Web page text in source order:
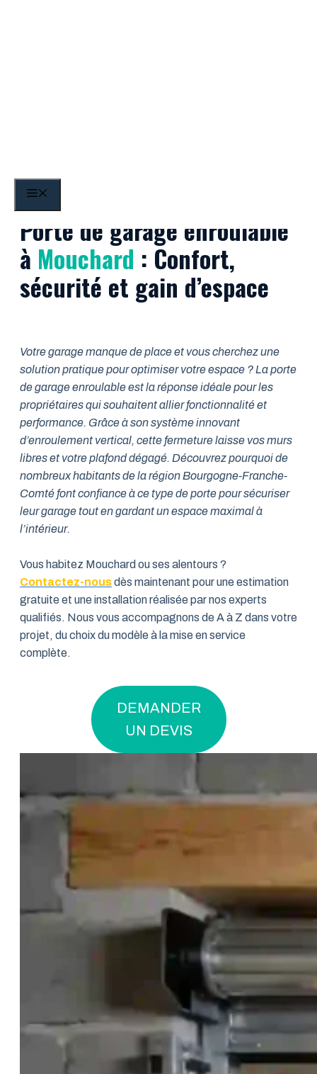
Porte de garage enroulable
à Mouchard : Confort,
sécurité et gain d’espace
Votre garage manque de place et vous cherchez une
solution pratique pour optimiser votre espace ? La porte
de garage enroulable est la réponse idéale pour les
propriétaires qui souhaitent allier fonctionnalité et
performance. Grâce à son système innovant
d’enroulement vertical, cette fermeture laisse vos murs
libres et votre plafond dégagé. Découvrez pourquoi de
nombreux habitants de la région Bourgogne-Franche-
Comté font confiance à ce type de porte pour sécuriser
leur garage tout en gardant un espace maximal à
l’intérieur.
Vous habitez Mouchard ou ses alentours ?
Contactez-nousdès maintenant pour une estimation
gratuite et une installation réalisée par nos experts
qualifiés. Nous vous accompagnons de A à Z dans votre
projet, du choix du modèle à la mise en service
complète.
DEMANDER
UN DEVIS